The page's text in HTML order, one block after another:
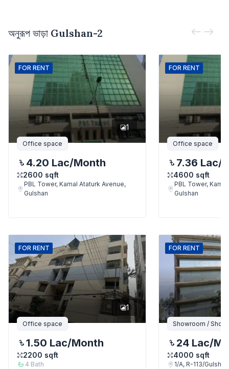
অনুরূপ ভাড়া Gulshan-2
FOR RENT
1
Office space
4.20 Lac/Month
2600 sqft
PBL Tower, Kamal Ataturk Avenue,
Gulshan
FOR RENT
Office space
7.36 Lac/
4600 sqft
PBL Tower,
Gulshan
FOR RENT
1
Office space
1.50 Lac/Month
2200 sqft
4 Bath
FOR RENT
Showroom / Shop
24 Lac/
4000 sqft
1/A, R-113/